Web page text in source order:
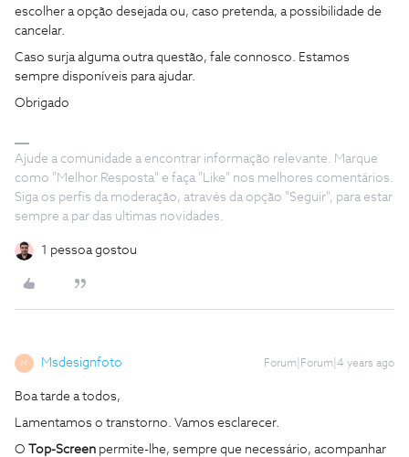
escolher a opção desejada ou, caso pretenda, a possibilidade de
cancelar.
Caso surja alguma outra questão, fale connosco. Estamos
sempre disponíveis para ajudar.
Obrigado
Ajude a comunidade a encontrar informação relevante. Marque
como "Melhor Resposta" e faça "Like" nos melhores comentários.
Siga os perfis da moderação, através da opção "Seguir", para estar
sempre a par das ultimas novidades.
1 pessoa gostou
M Msdesignfoto Forum|Forum|4 years ago
Boa tarde a todos,
Lamentamos o transtorno. Vamos esclarecer.
O Top-Screen permite-lhe, sempre que necessário, acompanhar